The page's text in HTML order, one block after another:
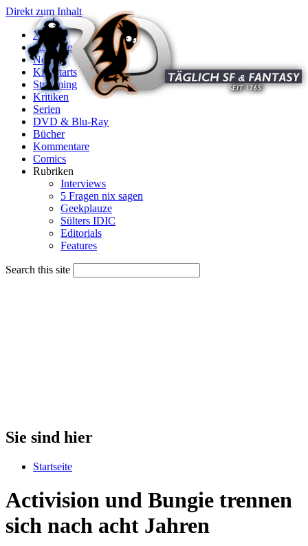
Direkt zum Inhalt
X
Startseite
News
Kinostarts
Streaming
Kritiken
Serien
DVD & Blu-Ray
Bücher
Kommentare
Comics
Rubriken
Interviews
5 Fragen nix sagen
Geekplauze
Sülters IDIC
Editorials
Features
Search this site
Sie sind hier
Startseite
Activision und Bungie trennen
sich nach acht Jahren